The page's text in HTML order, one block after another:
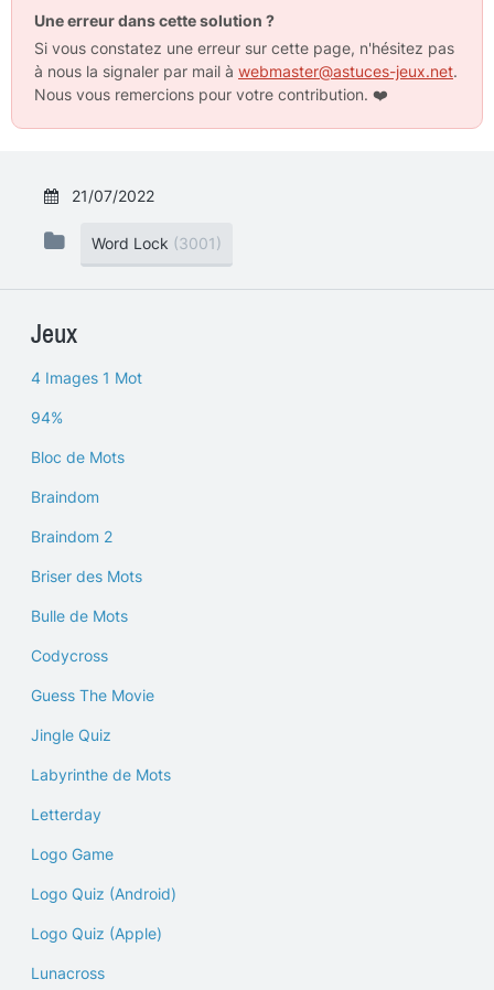
Une erreur dans cette solution ?
Si vous constatez une erreur sur cette page, n'hésitez pas
à nous la signaler par mail à webmaster@astuces-jeux.net.
Nous vous remercions pour votre contribution. ❤️
21/07/2022
Word Lock (3001)
Jeux
4 Images 1 Mot
94%
Bloc de Mots
Braindom
Braindom 2
Briser des Mots
Bulle de Mots
Codycross
Guess The Movie
Jingle Quiz
Labyrinthe de Mots
Letterday
Logo Game
Logo Quiz (Android)
Logo Quiz (Apple)
Lunacross